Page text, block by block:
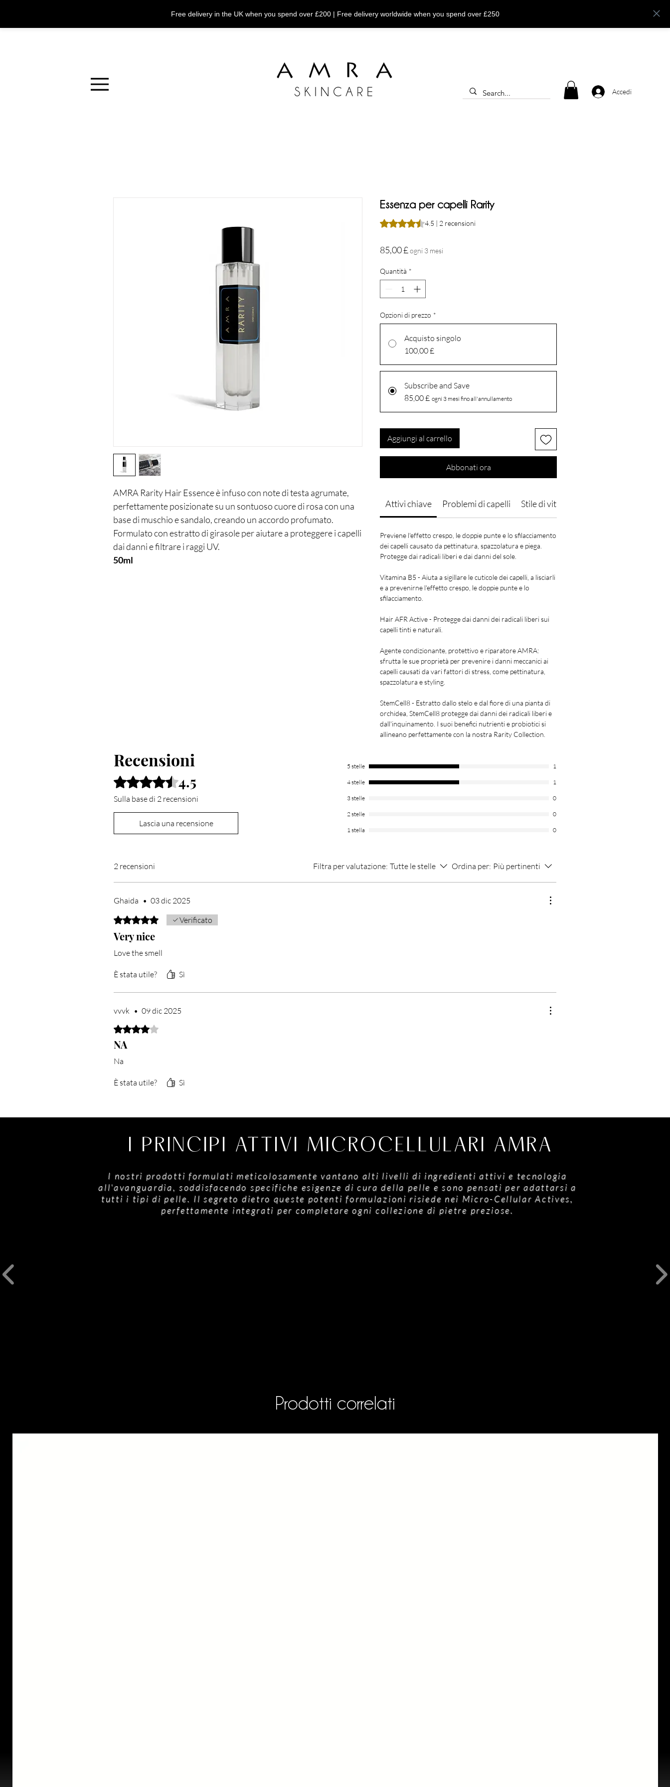
Free delivery in the UK when you spend over £200 | Free delivery worldwide when you spend over £250
Accedi
AMRA Rarity Hair Essence è infuso con note di testa agrumate,
perfettamente posizionate su un sontuoso cuore di rosa con una
base di muschio e sandalo, creando un accordo profumato.
Formulato con estratto di girasole per aiutare a proteggere i capelli
dai danni e filtrare i raggi UV.
50ml
Essenza per capelli Rarity
Sulla base di 2 recensioni, la valutazione è 4.5 su cinque stelle
4.5 | 2 recensioni
85,00 £Prezzo
ogni 3 mesi
Quantità *
Opzioni di prezzo *
Acquisto singolo
100,00 £
Subscribe and Save
85,00 £ ogni 3 mesi fino all'annullamento
Aggiungi al carrello
Abbonati ora
Attivi chiave Problemi di capelli Stile di vita
Previene l'effetto crespo, le doppie punte e lo sfilacciamento
dei capelli causato da pettinatura, spazzolatura e piega.
Protegge dai radicali liberi e dai danni del sole.
Vitamina B5 - Aiuta a sigillare le cuticole dei capelli, a lisciarli
e a prevenirne l'effetto crespo, le doppie punte e lo
sfilacciamento.
Hair AFR Active - Protegge dai danni dei radicali liberi sui
capelli tinti e naturali.
Agente condizionante, protettivo e riparatore AMRA:
sfrutta le sue proprietà per prevenire i danni meccanici ai
capelli causati da vari fattori di stress, come pettinatura,
spazzolatura e styling.
StemCell8 - Estratto dallo stelo e dal fiore di una pianta di
orchidea, StemCell8 protegge dai danni dei radicali liberi e
dall'inquinamento. I suoi benefici nutrienti e probiotici si
allineano perfettamente con la nostra Rarity Collection.
Recensioni
Valutazione 4,5 stelle su 5.
4.5
Sulla base di 2 recensioni
Lascia una recensione
5 stelle 1
4 stelle 1
3 stelle 0
2 stelle 0
1 stella 0
2 recensioni Filtra per valutazione: Tutte le stelle Ordina per: Più pertinenti
Ghaida • 03 dic 2025
Valutazione 5 stelle su 5.
Verificato
Very nice
Love the smell
È stata utile? Sì
vvvk • 09 dic 2025
Valutazione 4 stelle su 5.
NA
Na
È stata utile? Sì
I PRINCIPI ATTIVI MICROCELLULARI AMRA
I nostri prodotti formulati meticolosamente vantano alti livelli di ingredienti attivi e tecnologia
all'avanguardia, soddisfacendo specifiche esigenze di cura della pelle e sono pensati per adattarsi a
tutti i tipi di pelle. Il segreto dietro queste potenti formulazioni risiede nei Micro-Cellular Actives,
perfettamente integrati per completare ogni collezione di pietre preziose.
Prodotti correlati